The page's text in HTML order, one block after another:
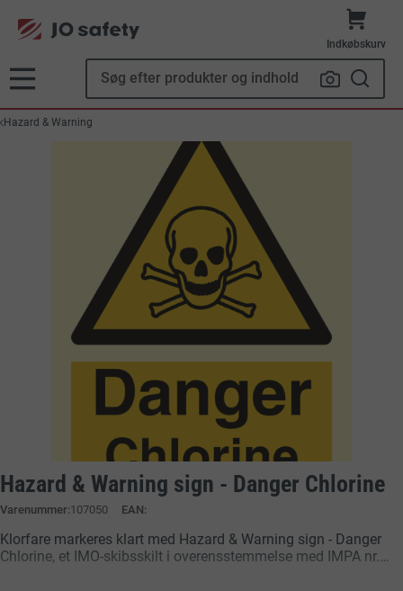
Indkøbskurv
Hazard & Warning
Hazard & Warning sign - Danger Chlorine
Varenummer 107050 EAN:
Klorfare markeres klart med Hazard & Warning sign - Danger
Chlorine, et IMO-skibsskilt i overensstemmelse med IMPA nr.